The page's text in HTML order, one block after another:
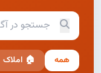
همه 🏠 املاک